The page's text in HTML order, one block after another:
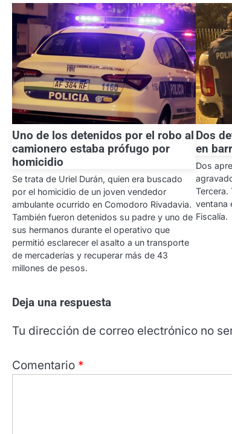
Uno de los detenidos por el robo al
camionero estaba prófugo por
homicidio
Se trata de Uriel Durán, quien era buscado
por el homicidio de un joven vendedor
ambulante ocurrido en Comodoro Rivadavia.
También fueron detenidos su padre y uno de
sus hermanos durante el operativo que
permitió esclarecer el asalto a un transporte
de mercaderías y recuperar más de 43
millones de pesos.
Dos
en
Dos
Tercera.
ventana
Fiscalía.
Deja una respuesta
Tu dirección de correo electrónico no
Comentario *